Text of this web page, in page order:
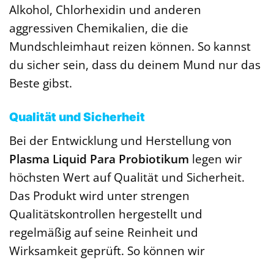
Alkohol, Chlorhexidin und anderen
aggressiven Chemikalien, die die
Mundschleimhaut reizen können. So kannst
du sicher sein, dass du deinem Mund nur das
Beste gibst.
Qualität und Sicherheit
Bei der Entwicklung und Herstellung von
Plasma Liquid Para Probiotikum legen wir
höchsten Wert auf Qualität und Sicherheit.
Das Produkt wird unter strengen
Qualitätskontrollen hergestellt und
regelmäßig auf seine Reinheit und
Wirksamkeit geprüft. So können wir